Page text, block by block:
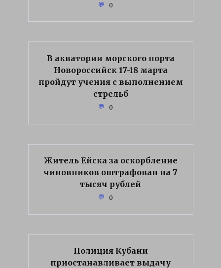
0
В акватории морского порта
Новороссийск 17-18 марта
пройдут учения с выполнением
стрельб
0
Житель Ейска за оскорбление
чиновников оштрафован на 7
тысяч рублей
0
Полиция Кубани
приостанавливает выдачу